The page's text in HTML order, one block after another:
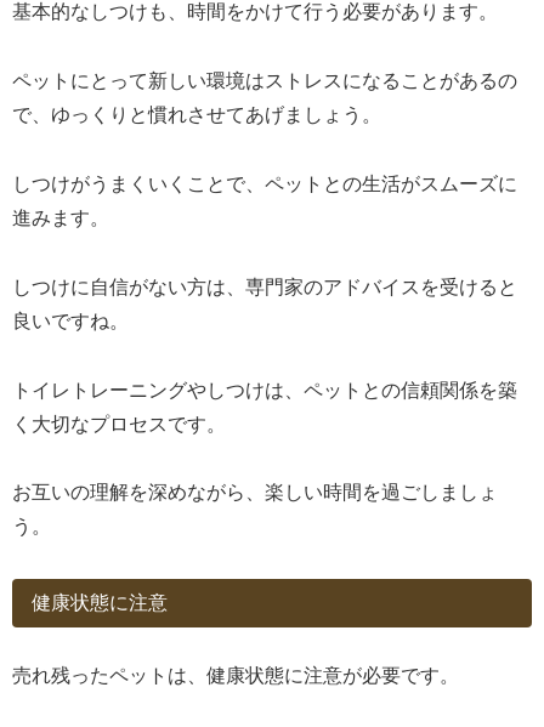
基本的なしつけも、時間をかけて行う必要があります。
ペットにとって新しい環境はストレスになることがあるの
で、ゆっくりと慣れさせてあげましょう。
しつけがうまくいくことで、ペットとの生活がスムーズに
進みます。
しつけに自信がない方は、専門家のアドバイスを受けると
良いですね。
トイレトレーニングやしつけは、ペットとの信頼関係を築
く大切なプロセスです。
お互いの理解を深めながら、楽しい時間を過ごしましょ
う。
健康状態に注意
売れ残ったペットは、健康状態に注意が必要です。